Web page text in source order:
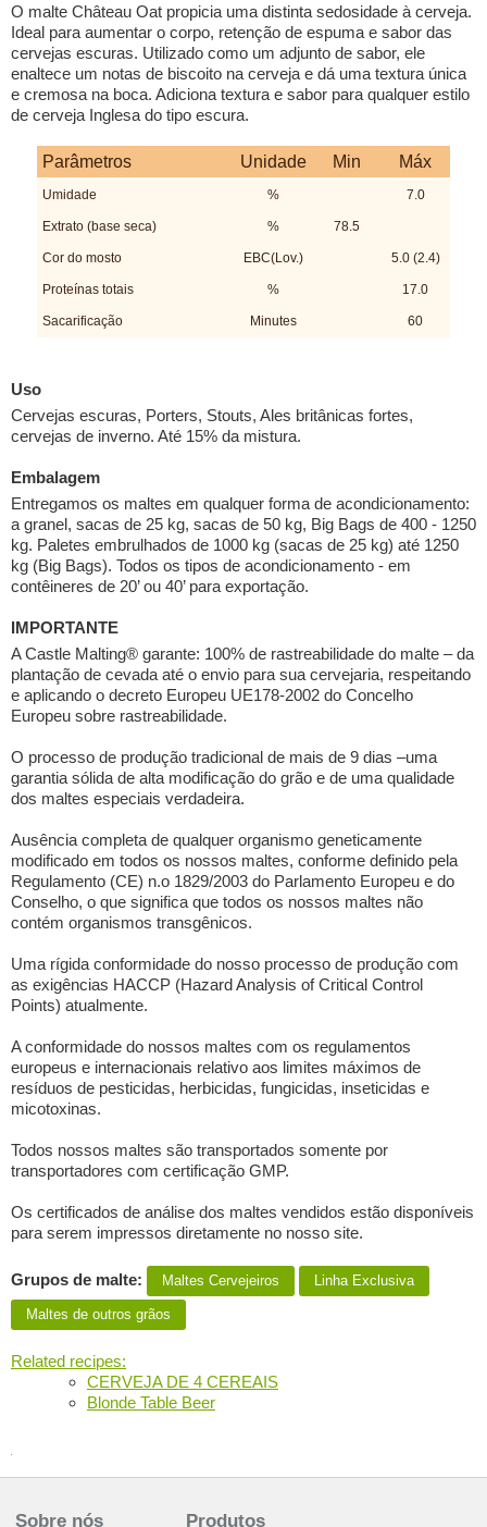
O malte Château Oat propicia uma distinta sedosidade à cerveja.
Ideal para aumentar o corpo, retenção de espuma e sabor das
cervejas escuras. Utilizado como um adjunto de sabor, ele
enaltece um notas de biscoito na cerveja e dá uma textura única
e cremosa na boca. Adiciona textura e sabor para qualquer estilo
de cerveja Inglesa do tipo escura.
Parâmetros Unidade Min Máx
Umidade % 7.0
Extrato (base seca) % 78.5
Cor do mosto EBC(Lov.) 5.0 (2.4)
Proteínas totais % 17.0
Sacarificação Minutes 60
Uso
Cervejas escuras, Porters, Stouts, Ales britânicas fortes,
cervejas de inverno. Até 15% da mistura.
Embalagem
Entregamos os maltes em qualquer forma de acondicionamento:
a granel, sacas de 25 kg, sacas de 50 kg, Big Bags de 400 - 1250
kg. Paletes embrulhados de 1000 kg (sacas de 25 kg) até 1250
kg (Big Bags). Todos os tipos de acondicionamento - em
contêineres de 20’ ou 40’ para exportação.
IMPORTANTE
A Castle Malting® garante: 100% de rastreabilidade do malte – da
plantação de cevada até o envio para sua cervejaria, respeitando
e aplicando o decreto Europeu UE178-2002 do Concelho
Europeu sobre rastreabilidade.
O processo de produção tradicional de mais de 9 dias –uma
garantia sólida de alta modificação do grão e de uma qualidade
dos maltes especiais verdadeira.
Ausência completa de qualquer organismo geneticamente
modificado em todos os nossos maltes, conforme definido pela
Regulamento (CE) n.o 1829/2003 do Parlamento Europeu e do
Conselho, o que significa que todos os nossos maltes não
contém organismos transgênicos.
Uma rígida conformidade do nosso processo de produção com
as exigências HACCP (Hazard Analysis of Critical Control
Points) atualmente.
A conformidade do nossos maltes com os regulamentos
europeus e internacionais relativo aos limites máximos de
resíduos de pesticidas, herbicidas, fungicidas, inseticidas e
micotoxinas.
Todos nossos maltes são transportados somente por
transportadores com certificação GMP.
Os certificados de análise dos maltes vendidos estão disponíveis
para serem impressos diretamente no nosso site.
Grupos de malte: Maltes Сervejeiros Linha Exclusiva
Maltes de outros grãos
Related recipes:
CERVEJA DE 4 CEREAIS
Blonde Table Beer
Sobre nós Produtos